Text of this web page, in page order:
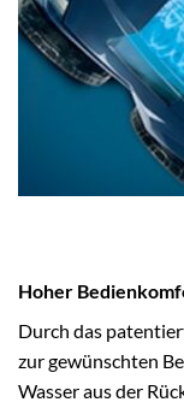
Hoher
Durch das
zur gewünschten
Wasser aus der